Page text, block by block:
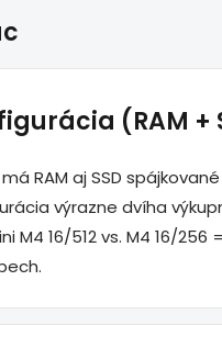
(RAM +
RAM aj SSD
výrazne dvíha
M4 16/512 vs. M4 16/256